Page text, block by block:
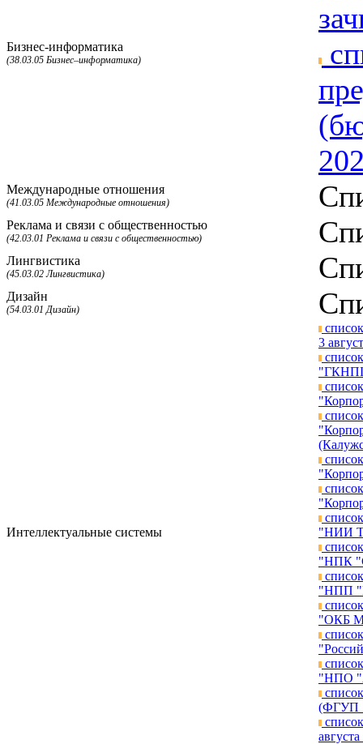
Бизнес-информатика
(38.03.05 Бизнес–информатика)
Международные отношения
(41.03.05 Международные отношения)
Реклама и связи с общественностью
(42.03.01 Реклама и связи с общественностью)
Лингвистика
(45.03.02 Лингвистика)
Дизайн
(54.03.01 Дизайн)
Интеллектуальные системы
3
"ГКНПЦ
"НИИ
"НПК
"НПП
"ОКБ
"НПО
(ФГУП